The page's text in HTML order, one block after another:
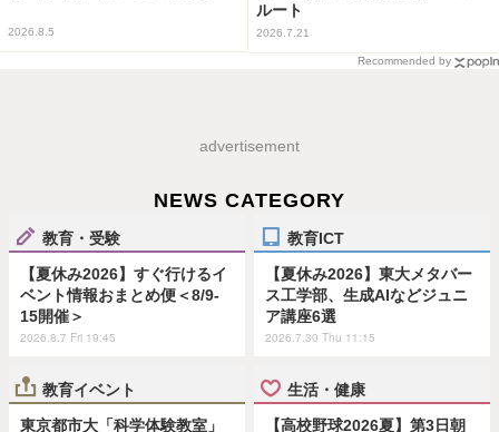
2026.8.5
ルート
2026.7.21
Recommended by
advertisement
NEWS CATEGORY
教育・受験
【夏休み2026】すぐ行けるイ
ベント情報おまとめ便＜8/9-
15開催＞
2026.8.7 Fri 19:45
教育ICT
【夏休み2026】東大メタバー
ス工学部、生成AIなどジュニ
ア講座6選
2026.7.30 Thu 11:15
教育イベント
東京都市大「科学体験教室」
生活・健康
【高校野球2026夏】第3日朝